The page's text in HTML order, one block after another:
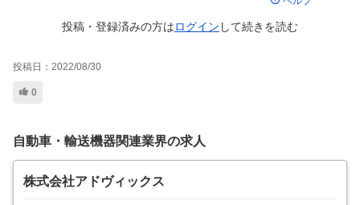
投稿・登録済みの方はログイン して続きを読む
投稿日： 2022/08/30
0
自動車・輸送機器関連業界の求人
株式会社アドヴィックス